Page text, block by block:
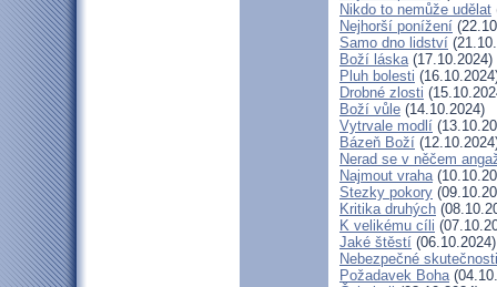
Nikdo to nemůže udělat
Nejhorší ponížení
Samo dno lidství
Boží láska(17.10.2024)
Pluh bolesti
Drobné zlosti
Boží vůle (14.10.2024)
Vytrvale modlí
Bázeň Boží
Nerad se v něčem
Najmout vraha
Stezky pokory
Kritika druhých
K velikému cíli
Jaké štěstí (06.10.2024)
Nebezpečné skutečnosti
Požadavek Boha